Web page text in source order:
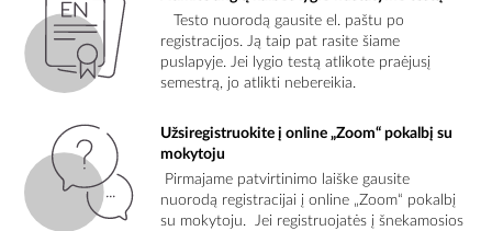
Testo nuorodą gausite el. paštu po
registracijos. Ją taip pat rasite šiame
puslapyje. Jei lygio testą atlikote praėjusį
semestrą, jo atlikti nebereikia.
Užsiregistruokite į online „Zoom“ pokalbį su
mokytoju
Pirmajame patvirtinimo laiške gausite
nuorodą registracijai į online „Zoom“ pokalbį
su mokytoju. Jei registruojatės į šnekamosios